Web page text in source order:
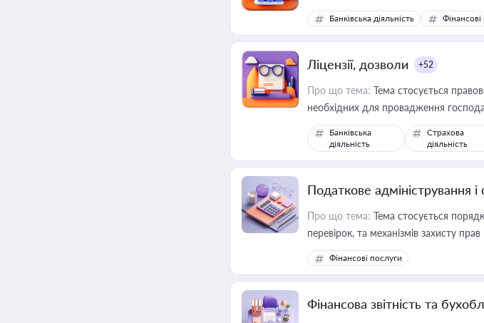
Банківська діяльність
Ліцензії, дозволи +52
Про що тема: Тема стосується
необхідних для провадження
Банківська
діяльність
Страхова
діяльність
Податкове адміністрування
Про що тема: Тема стосується
перевірок, та механізмів захисту
Фінансові послуги
Фінансова звітність та